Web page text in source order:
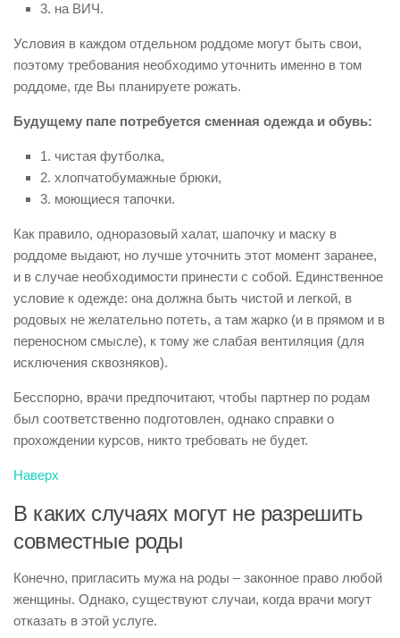
3. на ВИЧ.
Условия в каждом отдельном роддоме могут быть свои,
поэтому требования необходимо уточнить именно в том
роддоме, где Вы планируете рожать.
Будущему папе потребуется сменная одежда и обувь:
1. чистая футболка,
2. хлопчатобумажные брюки,
3. моющиеся тапочки.
Как правило, одноразовый халат, шапочку и маску в
роддоме выдают, но лучше уточнить этот момент заранее,
и в случае необходимости принести с собой. Единственное
условие к одежде: она должна быть чистой и легкой, в
родовых не желательно потеть, а там жарко (и в прямом и в
переносном смысле), к тому же слабая вентиляция (для
исключения сквозняков).
Бесспорно, врачи предпочитают, чтобы партнер по родам
был соответственно подготовлен, однако справки о
прохождении курсов, никто требовать не будет.
Наверх
В каких случаях могут не разрешить
совместные роды
Конечно, пригласить мужа на роды – законное право любой
женщины. Однако, существуют случаи, когда врачи могут
отказать в этой услуге.